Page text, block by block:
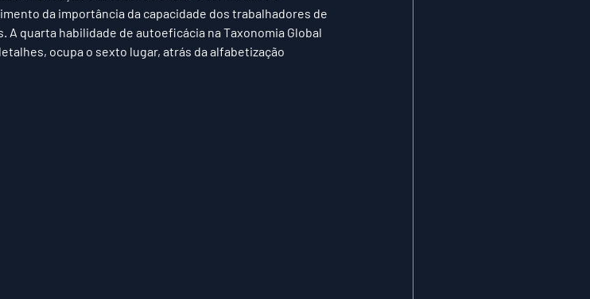
da importância da capacidade dos trabalhadores de
quarta habilidade de autoeficácia na Taxonomia Global
ocupa o sexto lugar, atrás da alfabetização